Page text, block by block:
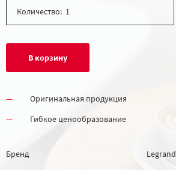
Количество:
В корзину
Оригинальная продукция
Гибкое ценообразование
Бренд Legrand